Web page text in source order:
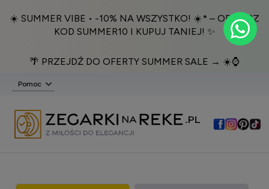
☀️ SUMMER VIBE • -10% NA WSZYSTKO! ☀️* – ODBIERZ
KOD SUMMER10 I KUPUJ TANIEJ! ✨
🌴 PRZEJDŹ DO OFERTY SUMMER SALE → ☀️⌚️
Pomoc